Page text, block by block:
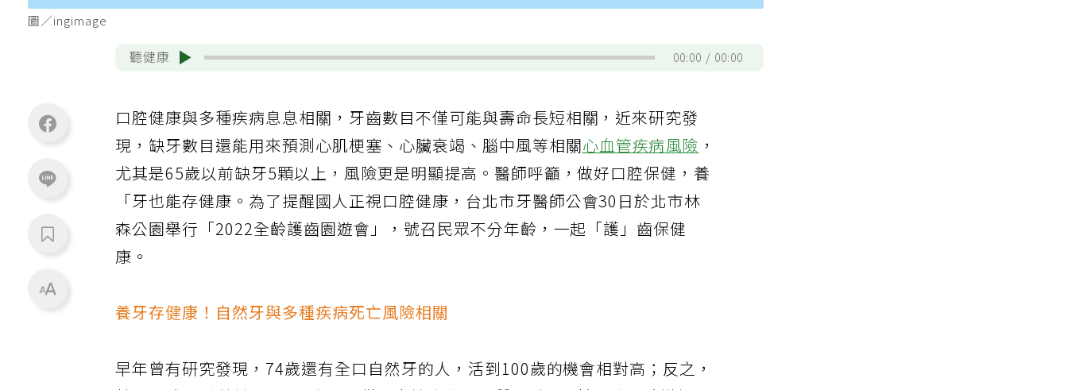
圖／ingimage
聽健康 00:00 00:00
口腔健康與多種疾病息息相關，牙齒數目不僅可能與壽命長短相關，近來研究發
現，缺牙數目還能用來預測心肌梗塞、心臟衰竭、腦中風等相關心血管疾病風險 ，
尤其是65歲以前缺牙5顆以上，風險更是明顯提高。醫師呼籲，做好口腔保健，養
「牙也能存健康。為了提醒國人正視口腔健康，台北市牙醫師公會30日於北市林
森公園舉行「2022全齡護齒園遊會」，號召民眾不分年齡，一起「護」齒保健
康。
養牙存健康！自然牙與多種疾病死亡風險相關
早年曾有研究發現，74歲還有全口自然牙的人，活到100歲的機會相對高；反之，